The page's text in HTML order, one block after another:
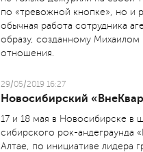
по «тревожной кнопке», но и
обычная работа сотрудника
образу, созданному Михаилом
отношения.
29/05/2019 16:27
Новосибирский
17 и 18 мая в Новосибирске в
сибирского рок-андеграунда
Алтае, по инициативе лидера